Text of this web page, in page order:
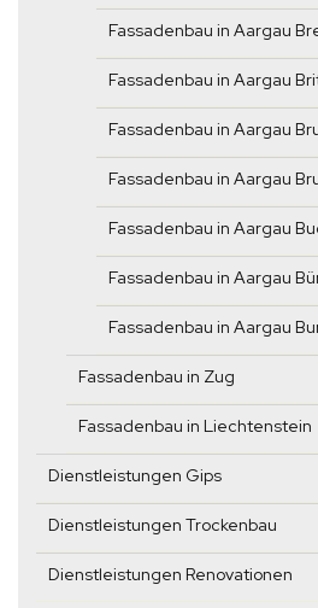
Fassadenbau in Aargau
Fassadenbau in Aargau
Fassadenbau in Aargau
Fassadenbau in Aargau
Fassadenbau in Aargau
Fassadenbau in Aargau
Fassadenbau in Aargau
Fassadenbau in Zug
Fassadenbau in Liechtenstein
Dienstleistungen Gips
Dienstleistungen Trockenbau
Dienstleistungen Renovationen